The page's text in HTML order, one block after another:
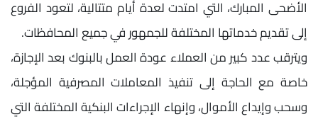
الأضحى المبارك، التي امتدت لعدة أيام متتالية، لتعود الفروع
إلى تقديم خدماتها المختلفة للجمهور في جميع المحافظات.
ويترقب عدد كبير من العملاء عودة العمل بالبنوك بعد الإجازة،
خاصة مع الحاجة إلى تنفيذ المعاملات المصرفية المؤجلة،
وسحب وإيداع الأموال، وإنهاء الإجراءات البنكية المختلفة التي